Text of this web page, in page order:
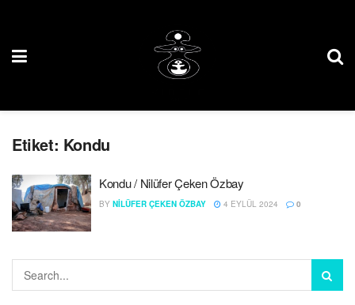
Etiket: Kondu
Kondu / Nilüfer Çeken Özbay
BY NILÜFER ÇEKEN ÖZBAY 4 EYLÜL 2024 0